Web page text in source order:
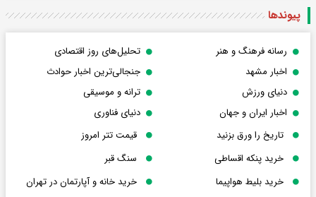
پیوندها
رسانه فرهنگ و هنر
تحلیل‌های روز اقتصادی
اخبار مشهد
جنجالی‌ترین اخبار حوادث
دنیای ورزش
ترانه و موسیقی
اخبار ایران و جهان
دنیای فناوری
تاریخ را ورق بزنید
قیمت تتر امروز
خرید پنکه اقساطی
سنگ قبر
خرید بلیط هواپیما
خرید خانه و آپارتمان در تهران